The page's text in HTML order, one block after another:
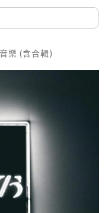
樂 (含合輯)